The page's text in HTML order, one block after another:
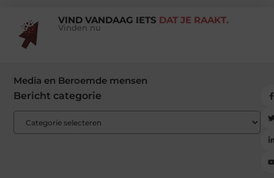
VIND VANDAAG IETS DAT JE RAAKT.
Vinden nu
Media en Beroemde mensen
Bericht categorie